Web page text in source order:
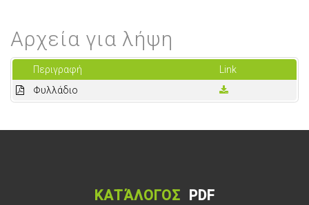
Αρχεία για λήψη
Περιγραφή
Link
Φυλλάδιο
ΚΑΤΆΛΟΓΟΣ PDF